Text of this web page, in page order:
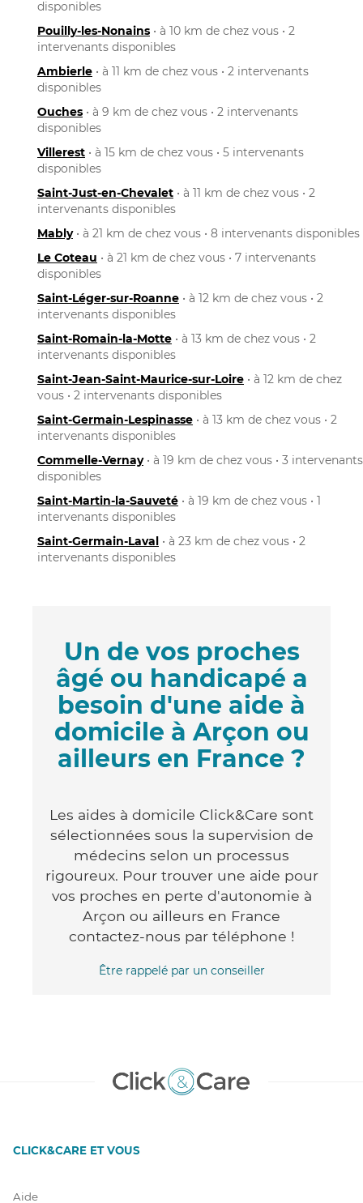
disponibles
Pouilly-les-Nonains • à 10 km de chez vous • 2
intervenants disponibles
Ambierle • à 11 km de chez vous • 2 intervenants
disponibles
Ouches • à 9 km de chez vous • 2 intervenants
disponibles
Villerest • à 15 km de chez vous • 5 intervenants
disponibles
Saint-Just-en-Chevalet • à 11 km de chez vous • 2
intervenants disponibles
Mably• à 21 km de chez vous • 8 intervenants disponibles
Le Coteau • à 21 km de chez vous • 7 intervenants
disponibles
Saint-Léger-sur-Roanne • à 12 km de chez vous • 2
intervenants disponibles
Saint-Romain-la-Motte • à 13 km de chez vous • 2
intervenants disponibles
Saint-Jean-Saint-Maurice-sur-Loire • à 12 km de chez
vous • 2 intervenants disponibles
Saint-Germain-Lespinasse • à 13 km de chez vous • 2
intervenants disponibles
Commelle-Vernay• à 19 km de chez vous • 3 intervenants
disponibles
Saint-Martin-la-Sauveté • à 19 km de chez vous • 1
intervenants disponibles
Saint-Germain-Laval • à 23 km de chez vous • 2
intervenants disponibles
Un de vos proches
âgé ou handicapé a
besoin d'une aide à
domicile à Arçon ou
ailleurs en France ?
Les aides à domicile Click&Care sont
sélectionnées sous la supervision de
médecins selon un processus
rigoureux. Pour trouver une aide pour
vos proches en perte d'autonomie à
Arçon ou ailleurs en France
contactez-nous par téléphone !
Être rappelé par un conseiller
CLICK&CARE ET VOUS
Aide